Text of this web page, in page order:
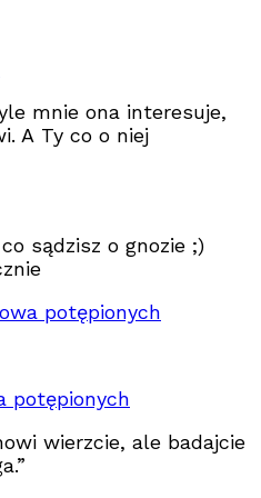
mnie ona interesuje,
A Ty co o niej
sądzisz o gnozie ;)
potępionych
potępionych
wierzcie, ale badajcie